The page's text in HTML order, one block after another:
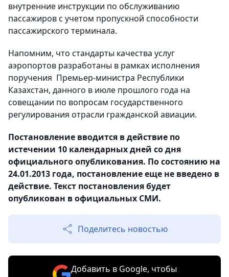
внутренние инструкции по обслуживанию
пассажиров с учетом пропускной способности
пассажирского терминала.
Напомним, что стандарты качества услуг
аэропортов разработаны в рамках исполнения
поручения Премьер-министра Республики
Казахстан, данного в июле прошлого года на
совещании по вопросам государственного
регулирования отрасли гражданской авиации.
Постановление вводится в действие по
истечении 10 календарных дней со дня
официального опубликования. По состоянию на
24.01.2013 года, постановление еще не введено в
действие. Текст постановления будет
опубликован в официальных СМИ.
Поделитесь новостью
Добавить в Google, чтобы